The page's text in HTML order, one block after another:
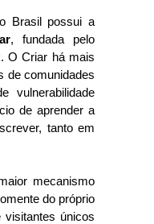
Brasil possui a
, fundada pelo
O Criar há mais
de comunidades
vulnerabilidade
de aprender a
tanto em
mecanismo
do próprio
únicos